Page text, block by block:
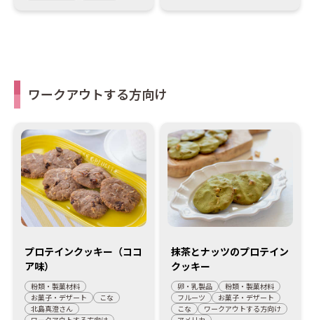
ワークアウトする方向け
プロテインクッキー（ココ
ア味）
粉類・製菓材料
お菓子・デザート
こな
北島真澄さん
抹茶とナッツのプロテイン
クッキー
卵・乳製品
粉類・製菓材料
フルーツ
お菓子・デザート
こな
ワークアウトする方向け